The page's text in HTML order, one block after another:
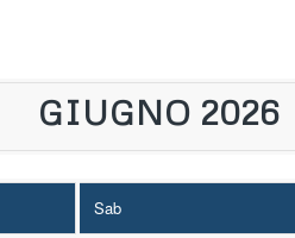
GIUGNO 2026
Sab